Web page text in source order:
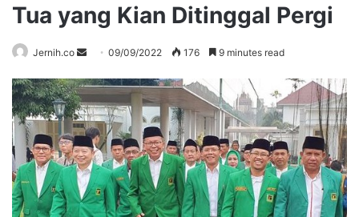
Tua yang Kian Ditinggal Pergi
Jernih.co
Send
email
09/09/2022 176 9 minutes read